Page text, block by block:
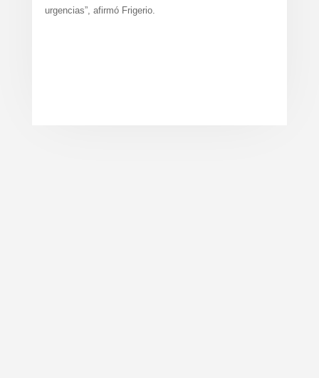
urgencias”, afirmó Frigerio.